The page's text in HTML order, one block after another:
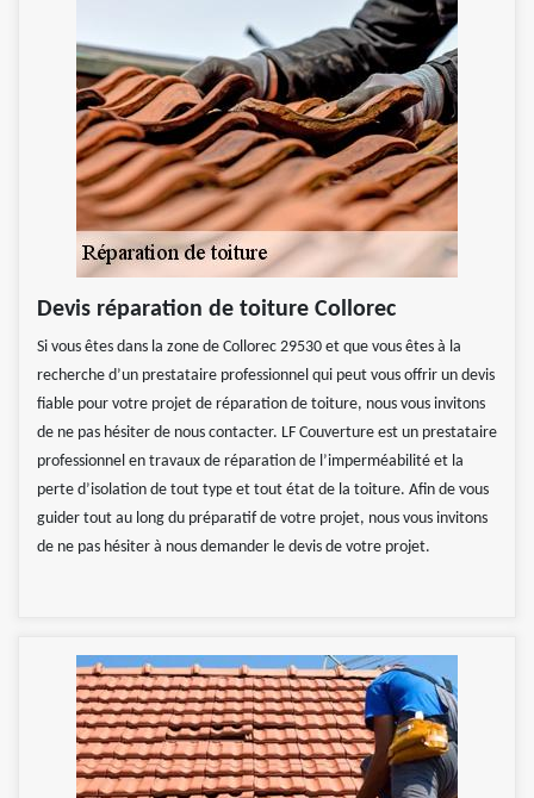
Devis réparation de toiture Collorec
Si vous êtes dans la zone de Collorec 29530 et que vous êtes à la
recherche d’un prestataire professionnel qui peut vous offrir un devis
fiable pour votre projet de réparation de toiture, nous vous invitons
de ne pas hésiter de nous contacter. LF Couverture est un prestataire
professionnel en travaux de réparation de l’imperméabilité et la
perte d’isolation de tout type et tout état de la toiture. Afin de vous
guider tout au long du préparatif de votre projet, nous vous invitons
de ne pas hésiter à nous demander le devis de votre projet.